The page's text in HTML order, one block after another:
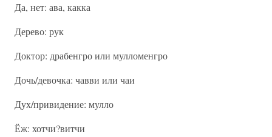
Да, нет: ава, какка
Дерево: рук
Доктор: драбенгро или мулломенгро
Дочь/девочка: чавви или чаи
Дух/привидение: мулло
Ёж: хотчи?витчи